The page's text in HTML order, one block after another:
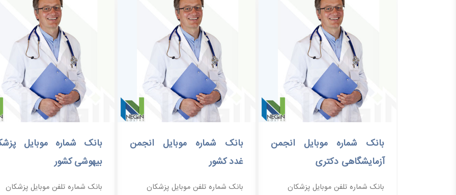
افزودن به سبد خرید
بانک شماره موبایل انجمن
آزمایشگاهی دکتری
بانک شماره تلفن موبایل پزشکان
بانک شماره موبایل انجمن
غدد کشور
بانک شماره تلفن موبایل پزشکان
افزودن به سبد خرید
بانک شماره موبایل
بیهوشی کشور
بانک شماره تلفن موبایل پزشکان